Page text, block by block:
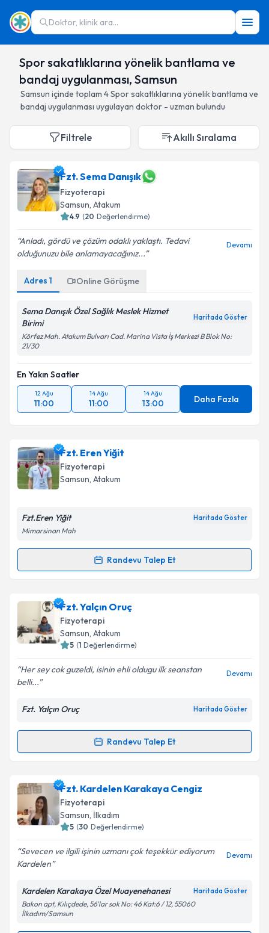
Doktor, klinik ara...
Spor sakatlıklarına yönelik bantlama ve
bandaj uygulanması, Samsun
Samsun içinde toplam 4Spor sakatlıklarına yönelik bantlama ve
bandaj uygulanması uygulayan doktor - uzman bulundu
Filtrele Akıllı Sıralama
Fzt. Sema Danışık
Fizyoterapi
Samsun, Atakum
4.9 (20 Değerlendirme)
Anladı, gördü ve çözüm odaklı yaklaştı. Tedavi
olduğunuzu bile anlamayacağınız...
Devamı
Adres 1 Online Görüşme
Sema Danışık Özel Sağlık Meslek Hizmet
Birimi
Haritada Göster
Körfez Mah. Atakum Bulvarı Cad. Marina Vista İş Merkezi B Blok No:
21/30
En Yakın Saatler
12 Ağu
11:00
14 Ağu
11:00
14 Ağu
13:00 Daha Fazla
Fzt. Eren Yiğit
Fizyoterapi
Samsun, Atakum
Fzt.Eren Yiğit Haritada Göster
Mimarsinan Mah
Randevu Talep Et
Randevu Takvimi Talebi
Fzt. Eren Yiğitiçin randevu takvimi talebi oluşturun.
Size bu uzmandan randevu almanız için bir takvim
hazırlandığında e-posta ile bilgilendireceğiz.
Kişisel verilerimin işlenmesine ilişkin
Aydınlatma
kapsamda işlenmesini kabul ediyorum.
Fzt. Yalçın Oruç
Fizyoterapi
Samsun, Atakum
5 (1 Değerlendirme)
Her sey cok guzeldi, isinin ehli oldugu ilk seanstan
belli...
Devamı
Fzt. Yalçın Oruç Haritada Göster
Randevu Talep Et
Randevu Takvimi Talebi
Fzt. Yalçın Oruçiçin randevu takvimi talebi oluşturun.
Size bu uzmandan randevu almanız için bir takvim
hazırlandığında e-posta ile bilgilendireceğiz.
Kişisel verilerimin işlenmesine ilişkin
Aydınlatma
Metni'ni okudum ve kişisel verilerimin belirtilen
kapsamda işlenmesini kabul ediyorum.
Fzt. Kardelen Karakaya Cengiz
Fizyoterapi
Samsun, İlkadım
5 (30 Değerlendirme)
Sevecen ve ilgili işinin uzmanı çok teşekkür ediyorum
Kardelen
Devamı
Kardelen Karakaya Özel Muayenehanesi Haritada Göster
Bakon apt, Kılıçdede, 56'lar sok No: 46 Kat:6 / 12, 55060
İlkadım/Samsun